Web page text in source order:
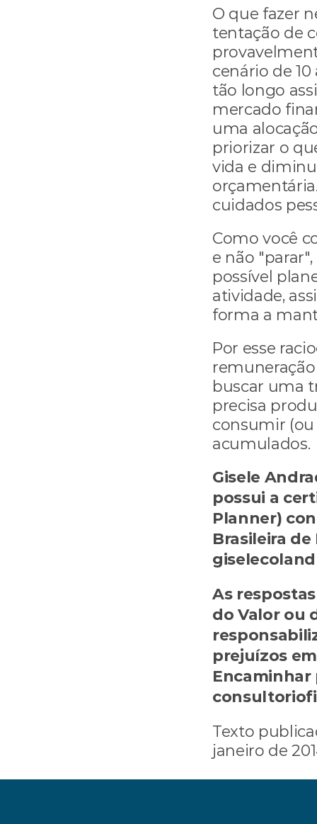
O que fazer
tentação de
cenário de
tão longo
mercado
uma
priorizar o
vida e
cuidados
Como você
e não
possível
atividade,
forma a
Por esse
buscar uma
precisa
consumir
acumulados.
Gisele
possui a
Planner)
Brasileira
As
do Valor ou
prejuízos
Texto
janeiro de